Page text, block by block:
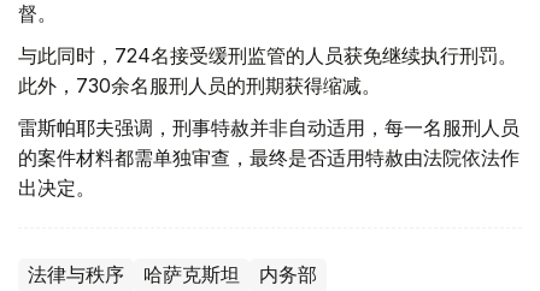
督。
与此同时，724名接受缓刑监管的人员获免继续执行刑罚。
此外，730余名服刑人员的刑期获得缩减。
雷斯帕耶夫强调，刑事特赦并非自动适用，每一名服刑人员
的案件材料都需单独审查，最终是否适用特赦由法院依法作
出决定。
法律与秩序 哈萨克斯坦 内务部